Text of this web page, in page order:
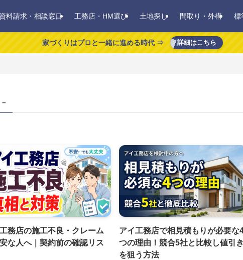
資料請求・相談窓口 工務店・HM選び 土地探し 間取り・外構 標
家づくりはプロと一緒に進める時代 ⇒ 詳細はこちら
務店の施工不良・クレーム
な人へ｜契約前の確認リス
アイ工務店で相見積もりが必要な
つの理由！競合5社と比較し値引き
を狙う方法